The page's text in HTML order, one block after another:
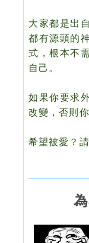
大家都是出
都有源頭的
式，根本不
自己。
如果你要求
改變，否則
希望被愛？請